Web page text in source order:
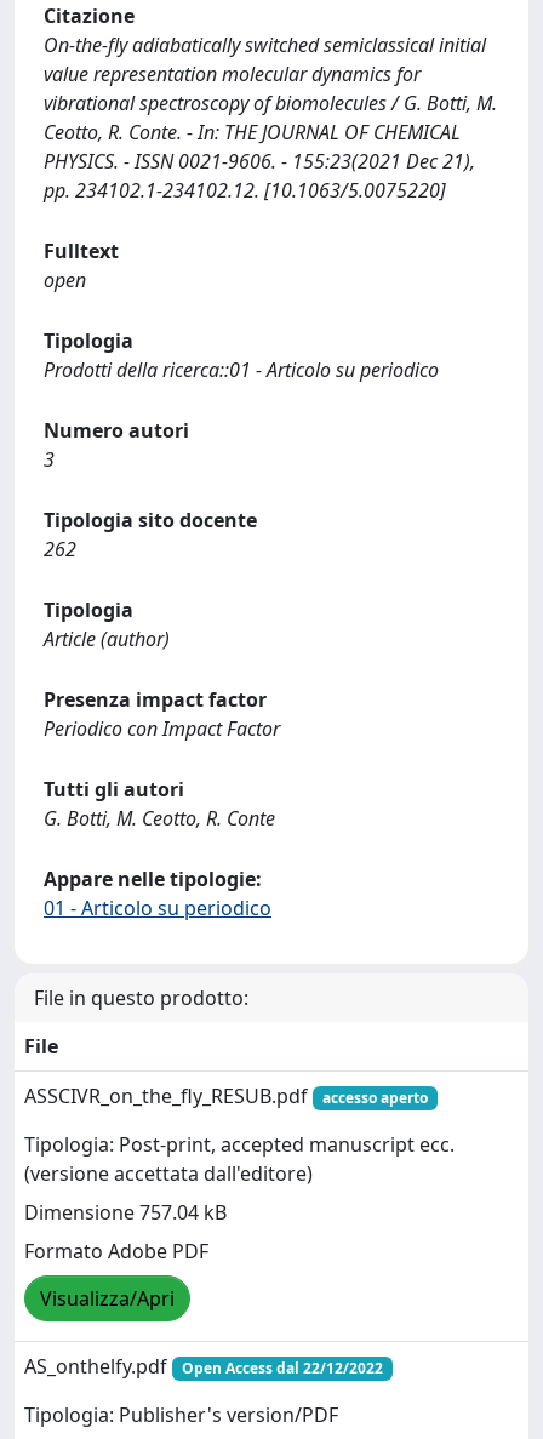
Citazione
On-the-fly adiabatically switched semiclassical initial
value representation molecular dynamics for
vibrational spectroscopy of biomolecules / G. Botti, M.
Ceotto, R. Conte. - In: THE JOURNAL OF CHEMICAL
PHYSICS. - ISSN 0021-9606. - 155:23(2021 Dec 21),
pp. 234102.1-234102.12. [10.1063/5.0075220]
Fulltext
open
Tipologia
Prodotti della ricerca::01 - Articolo su periodico
Numero autori
3
Tipologia sito docente
262
Tipologia
Article (author)
Presenza impact factor
Periodico con Impact Factor
Tutti gli autori
G. Botti, M. Ceotto, R. Conte
Appare nelle tipologie:
01 - Articolo su periodico
File in questo prodotto:
File
ASSCIVR_on_the_fly_RESUB.pdf
accesso aperto
Tipologia: Post-print, accepted manuscript ecc.
(versione accettata dall'editore)
Dimensione 757.04 kB
Formato Adobe PDF
Visualizza/Apri
AS_onthelfy.pdf Open Access dal 22/12/2022
Tipologia: Publisher's version/PDF